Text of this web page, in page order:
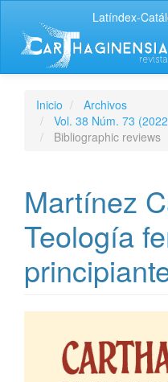
Latíndex-
Inicio
Archivos
Vol. 38 Núm. 73
Bibliographic reviews
Martínez
Teología